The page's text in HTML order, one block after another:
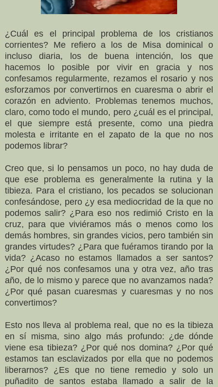
¿Cuál es el principal problema de los cristianos
corrientes? Me refiero a los de Misa dominical o
incluso diaria, los de buena intención, los que
hacemos lo posible por vivir en gracia y nos
confesamos regularmente, rezamos el rosario y nos
esforzamos por convertirnos en cuaresma o abrir el
corazón en adviento. Problemas tenemos muchos,
claro, como todo el mundo, pero ¿cuál es el principal,
el que siempre está presente, como una piedra
molesta e irritante en el zapato de la que no nos
podemos librar?
Creo que, si lo pensamos un poco, no hay duda de
que ese problema es generalmente la rutina y la
tibieza. Para el cristiano, los pecados se solucionan
confesándose, pero ¿y esa mediocridad de la que no
podemos salir? ¿Para eso nos redimió Cristo en la
cruz, para que viviéramos más o menos como los
demás hombres, sin grandes vicios, pero también sin
grandes virtudes? ¿Para que fuéramos tirando por la
vida? ¿Acaso no estamos llamados a ser santos?
¿Por qué nos confesamos una y otra vez, año tras
año, de lo mismo y parece que no avanzamos nada?
¿Por qué pasan cuaresmas y cuaresmas y no nos
convertimos?
Esto nos lleva al problema real, que no es la tibieza
en sí misma, sino algo más profundo: ¿de dónde
viene esa tibieza? ¿Por qué nos domina? ¿Por qué
estamos tan esclavizados por ella que no podemos
liberarnos? ¿Es que no tiene remedio y solo un
puñadito de santos estaba llamado a salir de la